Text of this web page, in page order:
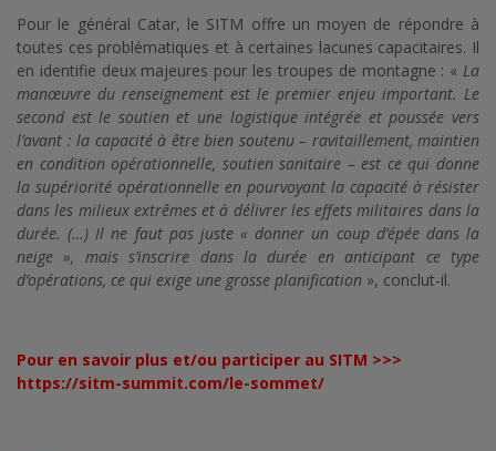
Pour le général Catar, le SITM offre un moyen de répondre à
toutes ces problématiques et à certaines lacunes capacitaires. Il
en identifie deux majeures pour les troupes de montagne : « La
manœuvre du renseignement est le premier enjeu important. Le
second est le soutien et une logistique intégrée et poussée vers
l’avant : la capacité à être bien soutenu – ravitaillement, maintien
en condition opérationnelle, soutien sanitaire – est ce qui donne
la supériorité opérationnelle en pourvoyant la capacité à résister
dans les milieux extrêmes et à délivrer les effets militaires dans la
durée. (…) Il ne faut pas juste « donner un coup d’épée dans la
neige », mais s’inscrire dans la durée en anticipant ce type
d’opérations, ce qui exige une grosse planification », conclut-il.
Pour en savoir plus et/ou participer au SITM >>>
https://sitm-summit.com/le-sommet/